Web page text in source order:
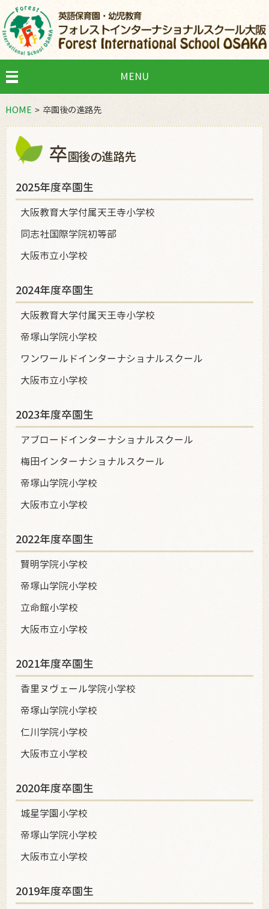
MENU
HOME 卒園後の進路先
卒園後の進路先
2025年度卒園生
大阪教育大学付属天王寺小学校
同志社国際学院初等部
大阪市立小学校
2024年度卒園生
大阪教育大学付属天王寺小学校
帝塚山学院小学校
ワンワールドインターナショナルスクール
大阪市立小学校
2023年度卒園生
アブロードインターナショナルスクール
梅田インターナショナルスクール
帝塚山学院小学校
大阪市立小学校
2022年度卒園生
賢明学院小学校
帝塚山学院小学校
立命館小学校
大阪市立小学校
2021年度卒園生
香里ヌヴェール学院小学校
帝塚山学院小学校
仁川学院小学校
大阪市立小学校
2020年度卒園生
城星学園小学校
帝塚山学院小学校
大阪市立小学校
2019年度卒園生